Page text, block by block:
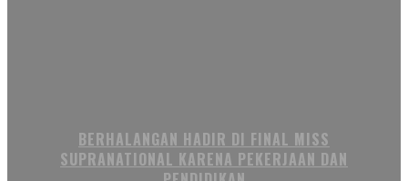
BERHALANGAN HADIR DI FINAL MISS
SUPRANATIONAL KARENA PEKERJAAN DAN